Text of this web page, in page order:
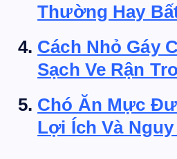
Thường Hay
Cách Nhỏ Gáy
Sạch Ve Rận
Chó Ăn Mực
Lợi Ích Và